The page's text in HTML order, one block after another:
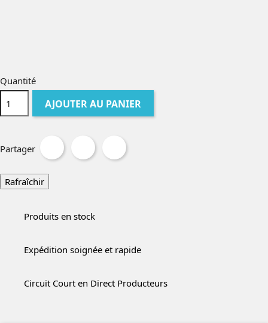
Quantité
AJOUTER AU PANIER
Partager
Produits en stock
Expédition soignée et rapide
Circuit Court en Direct Producteurs